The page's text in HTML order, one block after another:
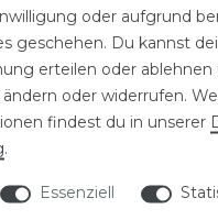
ID:138387
oder aufgrund
geschehen. Du kannst
erteilen oder ablehnen
oder widerrufen.
findest du in unserer
.
Essenziell